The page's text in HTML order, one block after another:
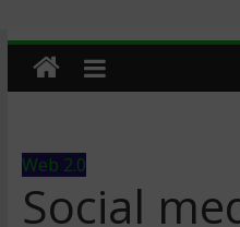
Web 2.0
Social